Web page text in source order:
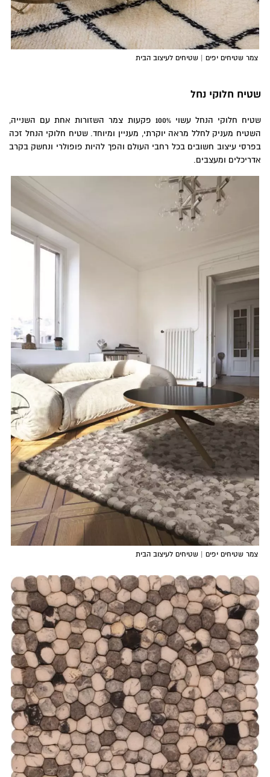
צמר שטיחים יפים | שטיחים לעיצוב הבית
שטיח חלוקי נחל
שטיח חלוקי הנחל עשוי 100% פקעות צמר השזורות אחת עם השנייה,
השטיח מעניק לחלל מראה יוקרתי, מעניין ומיוחד. שטיח חלוקי הנחל זכה
בפרסי עיצוב חשובים בכל רחבי העולם והפך להיות פופולרי ונחשק בקרב
אדריכלים ומעצבים.
צמר שטיחים יפים | שטיחים לעיצוב הבית